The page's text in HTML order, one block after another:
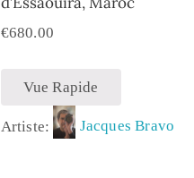
€680.00
Vue Rapide
Artiste: Jacques Bravo